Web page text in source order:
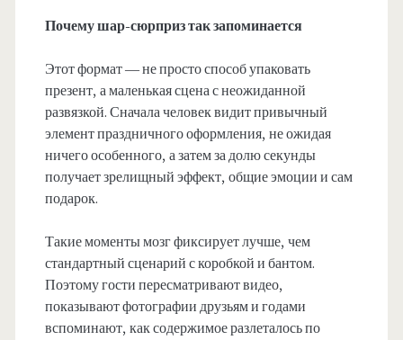
Почему шар-сюрприз так запоминается
Этот формат — не просто способ упаковать
презент, а маленькая сцена с неожиданной
развязкой. Сначала человек видит привычный
элемент праздничного оформления, не ожидая
ничего особенного, а затем за долю секунды
получает зрелищный эффект, общие эмоции и сам
подарок.
Такие моменты мозг фиксирует лучше, чем
стандартный сценарий с коробкой и бантом.
Поэтому гости пересматривают видео,
показывают фотографии друзьям и годами
вспоминают, как содержимое разлеталось по